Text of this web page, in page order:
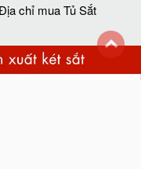
chỉ mua Tủ Sắt
back